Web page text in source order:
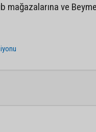
mağazalarına ve